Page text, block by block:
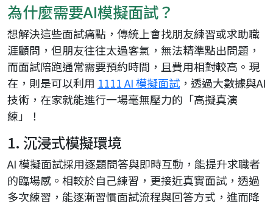
為什麼需要AI模擬面試？
想解決這些面試痛點，傳統上會找朋友練習或求助職
涯顧問，但朋友往往太過客氣，無法精準點出問題，
而面試陪跑通常需要預約時間，且費用相對較高。現
在，則是可以利用 1111 AI 模擬面試 ，透過大數據與AI
技術，在家就能進行一場毫無壓力的「高擬真演
練」！
1. 沉浸式模擬環境
AI 模擬面試採用逐題問答與即時互動，能提升求職者
的臨場感。相較於自己練習，更接近真實面試，透過
多次練習，能逐漸習慣面試流程與回答方式，進而降